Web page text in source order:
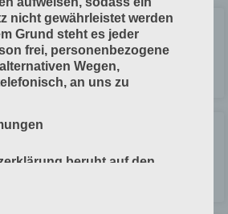
bei der Mahlung
nicht gewährleistet werden
Grund steht es jeder
frei, personenbezogene
Wegen,
an uns zu
beruht auf den
beim
Grundverordnung (DS-